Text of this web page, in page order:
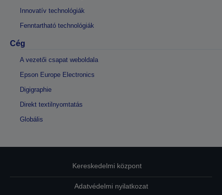
Innovatív technológiák
Fenntartható technológiák
Cég
A vezetői csapat weboldala
Epson Europe Electronics
Digigraphie
Direkt textilnyomtatás
Globális
Kereskedelmi központ
Adatvédelmi nyilatkozat